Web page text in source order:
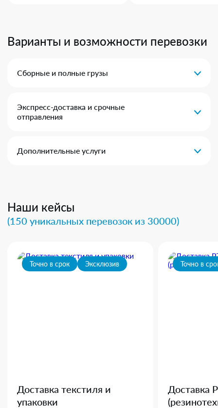
Варианты и возможности перевозки
Сборные и полные грузы
Экспресс-доставка и срочные
отправления
Дополнительные услуги
Наши кейсы
(150 уникальных перевозок из 30000)
Точно в срок Эксклюзив
Доставка текстиля и
упаковки
Точно в
Доставка